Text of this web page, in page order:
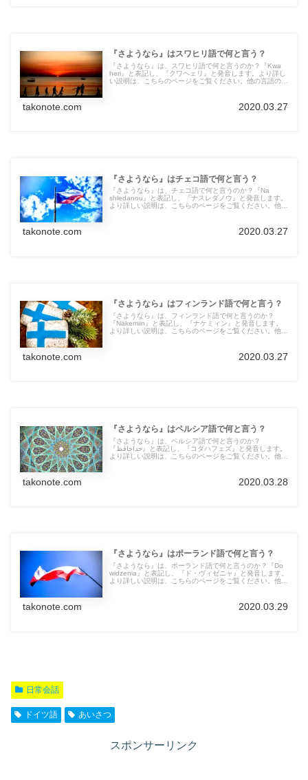
『さようなら』はスワヒリ語で何と言う？
『さようなら』は、スワヒリ語で何と言うのか？『Kwa
heri』と表記し、『クワヘェリ』と発音します。より詳し
い説明は、こちらのページをご覧ください。他の言語の言
takonote.com 2020.03.27
『さようなら』はチェコ語で何と言う？
『さようなら』は、チェコ語で何と言うのか？『Na
shledanou』と表記し、『ナスレダノウ』と発音します。
より詳しい説明は、こちらのページをご覧ください。他の
takonote.com 2020.03.27
『さようなら』はフィンランド語で何と言う？
『さようなら』は、フィンランド語で何と言うのか？
『Näkemiin』と表記し、『ナケミィン』と発音します。
より詳しい説明は、こちらのページをご覧ください。他の
takonote.com 2020.03.27
『さようなら』はペルシア語で何と言う？
『さようなら』は、ペルシア語で何と言うのか？
『خداحافظ』と表記し、『コダハフェズ』と発音します。
より詳しい説明は、こちらのページをご覧ください。他の
takonote.com 2020.03.28
『さようなら』はポーランド語で何と言う？
『さようなら』は、ポーランド語で何と言うのか？『Do
widzenia』と表記し、『ド・ヴィゼニャ』と発音します。
より詳しい説明は、こちらのページをご覧ください。他の
takonote.com 2020.03.29
日常会話
ドイツ語 あいさつ
スポンサーリンク